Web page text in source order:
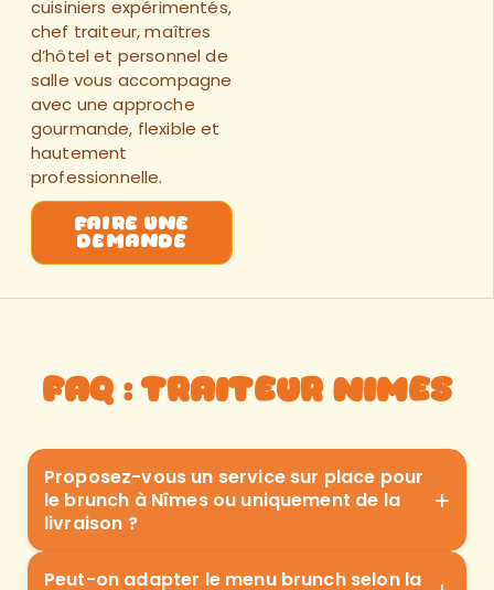
cuisiniers expérimentés,
chef traiteur, maîtres
d’hôtel et personnel de
salle vous accompagne
avec une approche
gourmande, flexible et
hautement
professionnelle.
faire une
demande
FAQ : Traiteur nimes
Proposez-vous un service sur place pour
le brunch à Nîmes ou uniquement de la
livraison ?
+
Peut-on adapter le menu brunch selon la